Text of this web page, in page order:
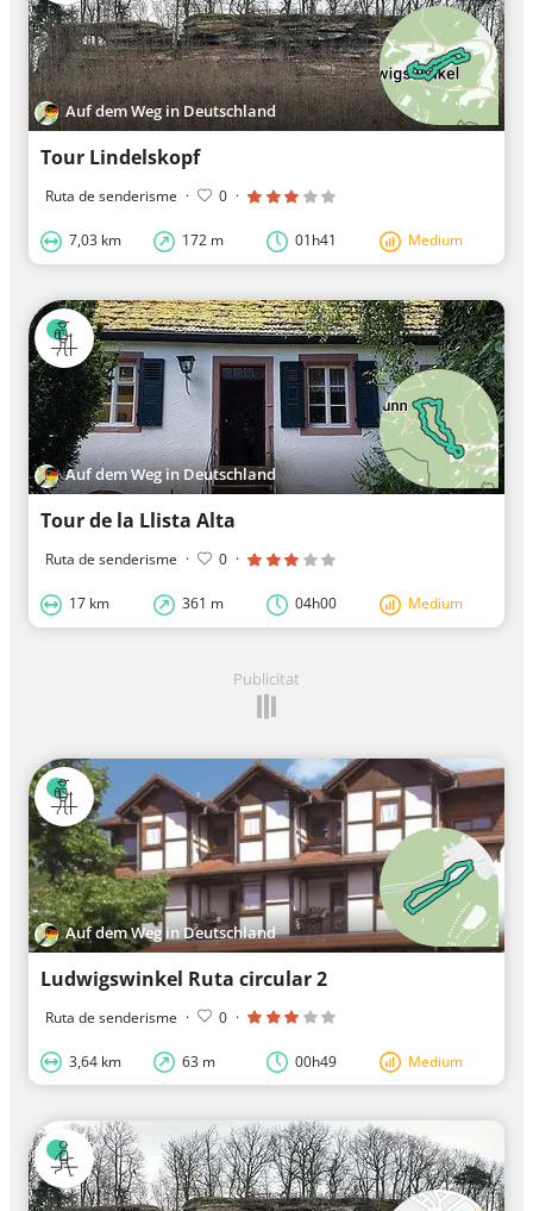
Auf dem Weg in Deutschland
Tour Lindelskopf
Ruta de senderisme · 0 ·
7,03 km 172 m 01h41 Medium
Auf dem Weg in Deutschland
Tour de la Llista Alta
Ruta de senderisme · 0 ·
17 km 361 m 04h00 Medium
Publicitat
Auf dem Weg in Deutschland
Ludwigswinkel Ruta circular 2
Ruta de senderisme · 0 ·
3,64 km 63 m 00h49 Medium